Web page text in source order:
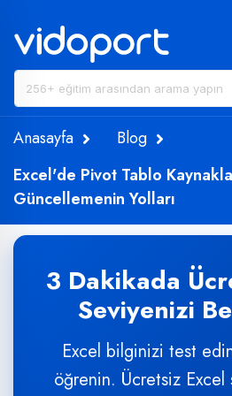
Anasayfa
Blog
Excel'de Pivot Tablo
Güncellemenin Yolları
3 Dakikada
Seviyenizi
Excel bilginizi test
öğrenin. Ücretsiz Excel